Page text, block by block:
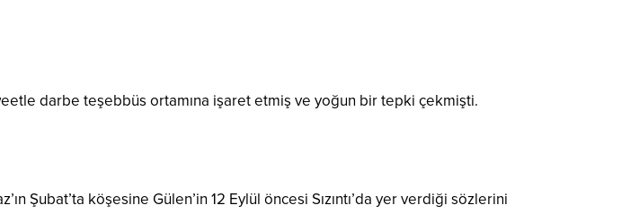
darbe teşebbüs ortamına işaret etmiş ve yoğun bir tepki çekmişti.
Şubat’ta köşesine Gülen’in 12 Eylül öncesi Sızıntı’da yer verdiği sözlerini